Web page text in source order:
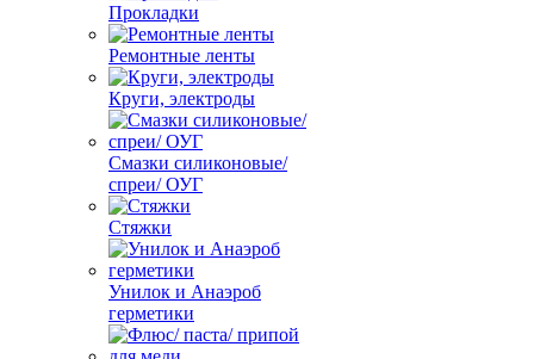
Прокладки
Ремонтные ленты
Круги, электроды
Смазки силиконовые/
спреи/ ОУГ
Стяжки
Унилок и Анаэроб
герметики